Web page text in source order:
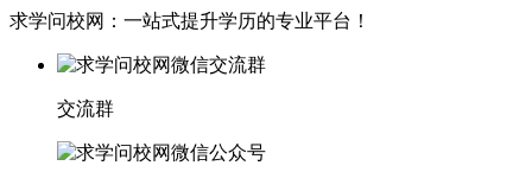
求学问校网：一站式提升学历的专业平台！
交流群